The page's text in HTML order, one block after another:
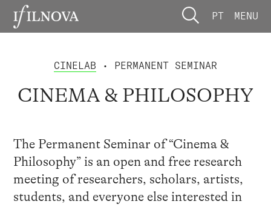
PT MENU
CINELAB • PERMANENT SEMINAR
CINEMA & PHILOSOPHY
The Permanent Seminar of “Cinema &
Philosophy” is an open and free research
meeting of researchers, scholars, artists,
students, and everyone else interested in